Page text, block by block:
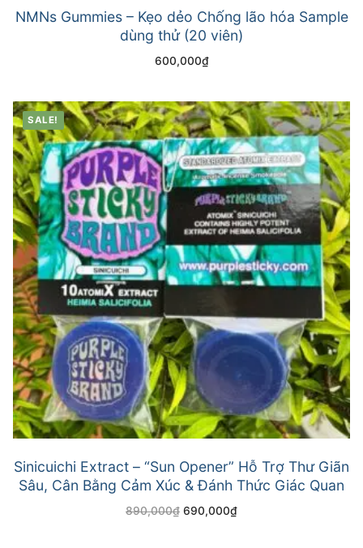
NMNs Gummies – Kẹo dẻo Chống lão hóa Sample
dùng thử (20 viên)
600,000₫
SALE!
Sinicuichi Extract – “Sun Opener” Hỗ Trợ Thư Giãn
Sâu, Cân Bằng Cảm Xúc & Đánh Thức Giác Quan
890,000₫ 690,000₫